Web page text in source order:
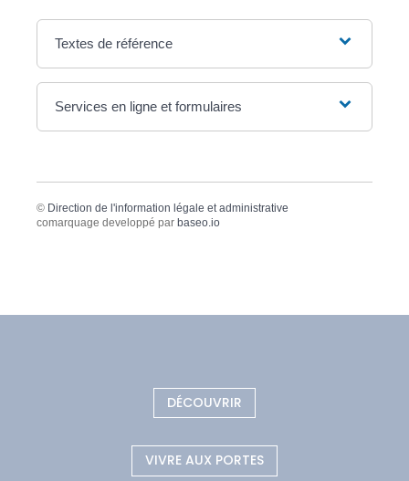
Textes de référence
Services en ligne et formulaires
© Direction de l'information légale et administrative
comarquage developpé par baseo.io
DÉCOUVRIR
VIVRE AUX PORTES